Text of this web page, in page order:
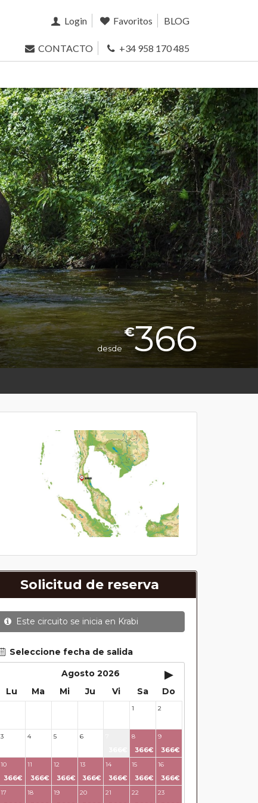
Login Favoritos BLOG
CONTACTO +34 958 170 485
desde
€366
Solicitud de reserva
Este circuito se inicia en Krabi
Seleccione fecha de salida
Agosto 2026
▸
Lu Ma Mi Ju Vi Sa Do
1 2
3 4 5 6 8
366€
9
366€
10
366€
11
366€
12
366€
13
366€
14
366€
15
366€
16
366€
17 18 19 20 21 22 23